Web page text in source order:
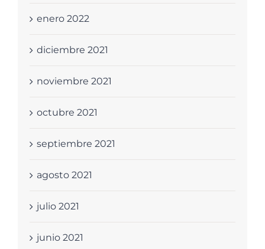
enero 2022
diciembre 2021
noviembre 2021
octubre 2021
septiembre 2021
agosto 2021
julio 2021
junio 2021